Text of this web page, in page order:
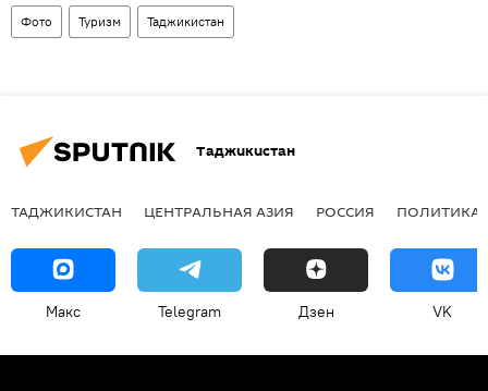
Фото Туризм Таджикистан
Таджикистан
ТАДЖИКИСТАН ЦЕНТРАЛЬНАЯ АЗИЯ РОССИЯ ПОЛИТИКА
Макс Telegram Дзен VK